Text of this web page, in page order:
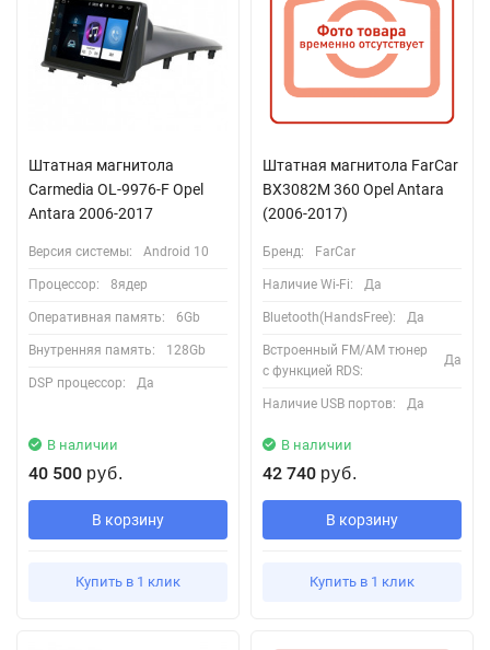
Штатная магнитола
Carmedia OL-9976-F Opel
Antara 2006-2017
Версия системы: Android 10
Процессор: 8ядер
Оперативная память: 6Gb
Внутренняя память: 128Gb
DSP процессор: Да
В наличии
40 500 руб.
В корзину
Купить в 1 клик
Штатная магнитола FarCar
BX3082M 360 Opel Antara
(2006-2017)
Бренд: FarCar
Наличие Wi-Fi: Да
Bluetooth(HandsFree): Да
Встроенный FM/AM тюнер
с функцией RDS:
Да
Наличие USB портов: Да
В наличии
42 740 руб.
В корзину
Купить в 1 клик